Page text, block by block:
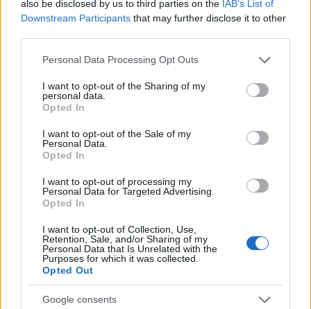
also be disclosed by us to third parties on the IAB’s List of
Downstream Participants that may further disclose it to other
Please note that this website/app uses one or more Google
not limited to your visit or usage behaviour. You may click to
grant or deny consent to Google and its third-party tags to
use your data for below specified purposes in below Google
consent section.
Personal Data Processing Opt Outs
I want to opt-out of the Sharing of my
personal data.
Opted In
I want to opt-out of the Sale of my
Personal Data.
Opted In
I want to opt-out of processing my
Personal Data for Targeted Advertising.
Opted In
I want to opt-out of Collection, Use,
Retention, Sale, and/or Sharing of my
Personal Data that Is Unrelated with the
Purposes for which it was collected.
Opted Out
Google consents
的化合物有助於胰島素更好地發揮作用。這對於保持血
糖穩定和能量充足至關重要。
對於胰島素抗性患者來說，肉桂大有裨益。它與代謝症
候群和第2型糖尿病密切相關。在飲食中添加肉桂可以促
進代謝健康，因此是控制血糖的有效工具。
素敏感性。
經常食用肉桂可以更好地調節血糖水平。
在日常飲食中添加肉桂是一種改善健康的簡單方法。你
可以把它撒在燕麥粥、冰沙上，或用於鹹味菜餚。享用
肉桂的方式有很多種。